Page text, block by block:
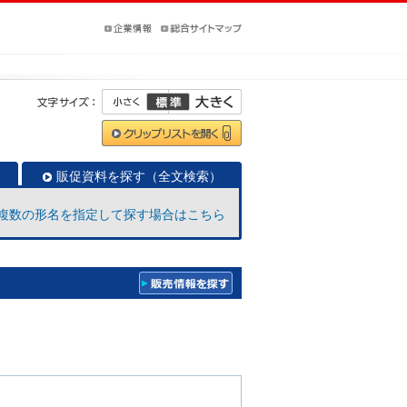
販促資料を探す（全文検索）
数の形名を指定して探す場合はこちら